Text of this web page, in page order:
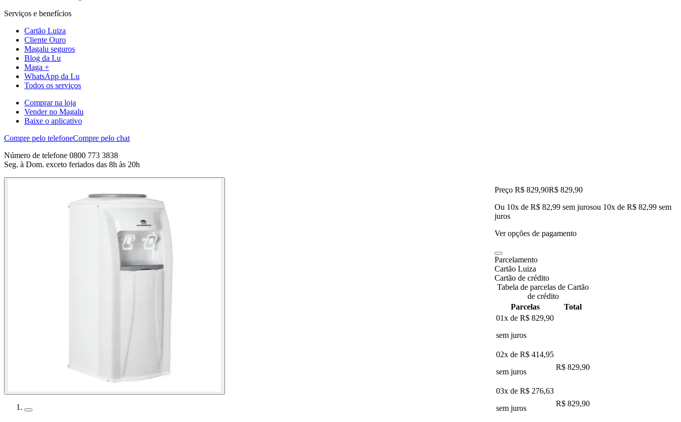
Serviços e benefícios
Cartão Luiza
Cliente Ouro
Magalu seguros
Blog da Lu
Maga +
WhatsApp da Lu
Todos os serviços
Comprar na loja
Vender no Magalu
Baixe o aplicativo
Compre pelo telefoneCompre pelo chat
Número de telefone 0800 773 3838
Seg. à Dom. exceto feriados das 8h às 20h
Preço R$ 829,90R$ 829,90
Ou 10x de R$ 82,99 sem jurosou 10x de R$ 82,99 sem
juros
Ver opções de pagamento
Parcelamento
Cartão Luiza
Cartão de crédito
Tabela de parcelas de Cartão
de crédito
Parcelas
Total
01x de R$ 829,90
sem juros
02x de R$ 414,95
sem juros
R$ 829,90
03x de R$ 276,63
sem juros
R$ 829,90